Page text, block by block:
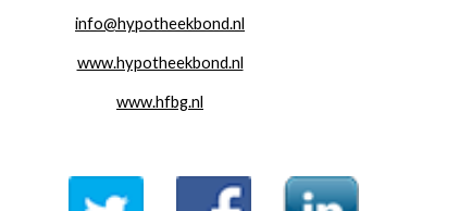
info@hypotheekbond.nl
www.hypotheekbond.nl
www.hfbg.nl